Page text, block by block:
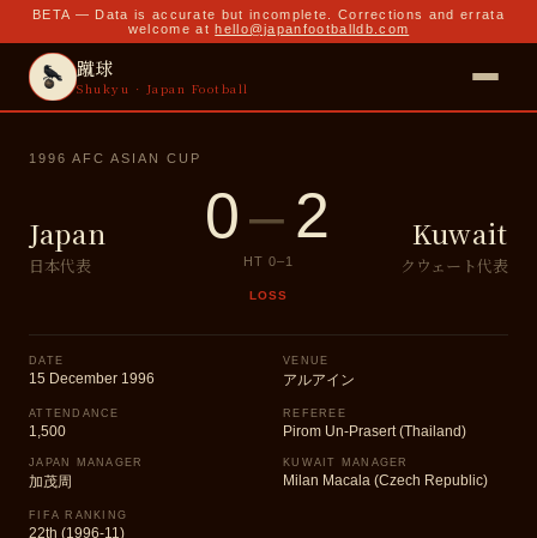
BETA — Data is accurate but incomplete. Corrections and errata
welcome at hello@japanfootballdb.com
蹴球
Shukyu · Japan Football
1996 AFC ASIAN CUP
Japan
日本代表
0–2
HT 0–1
LOSS
Kuwait
クウェート代表
DATE
15 December 1996
VENUE
アルアイン
ATTENDANCE
1,500
REFEREE
Pirom Un-Prasert (Thailand)
JAPAN MANAGER
加茂周
KUWAIT MANAGER
Milan Macala (Czech Republic)
FIFA RANKING
22th (1996-11)